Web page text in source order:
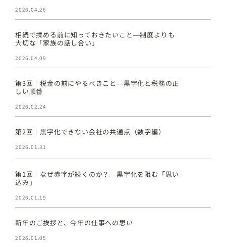
2026.04.26
相続で揉める前に知っておきたいこと―制度よりも
大切な「家族の話し合い」
2026.04.09
第3回｜税金の前にやるべきこと―黒字化と税務の正
しい順番
2026.02.24
第2回｜黒字化できない会社の共通点（数字編）
2026.01.31
第1回｜なぜ赤字が続くのか？―黒字化を阻む「思い
込み」
2026.01.19
新年のご挨拶と、今年の仕事への思い
2026.01.05